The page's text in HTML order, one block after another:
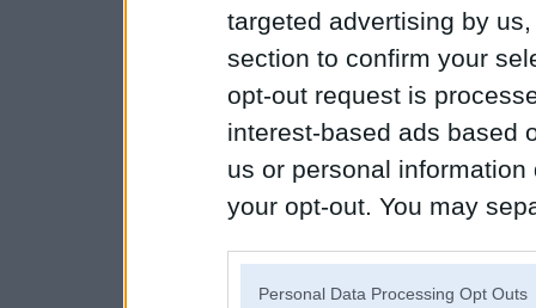
targeted advertising by
section to confirm your
opt-out request is
interest-based ads based
us or personal
your opt-out. You may
Personal Data Processing Opt Outs